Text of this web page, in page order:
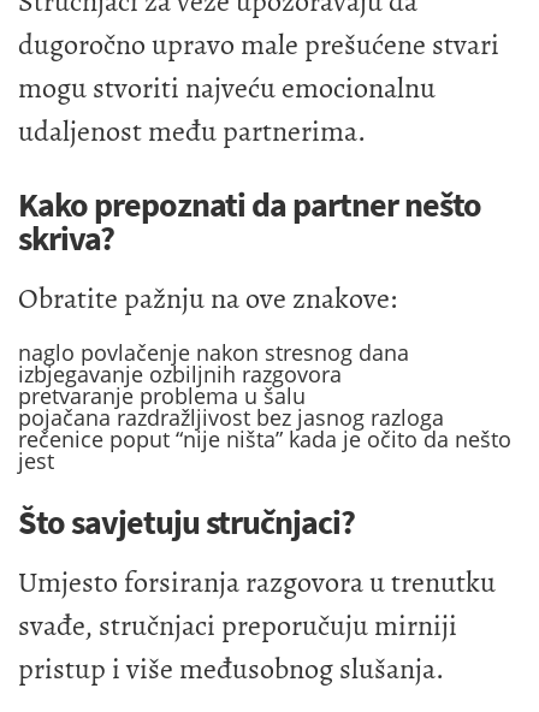
dugoročno upravo male prešućene stvari
mogu stvoriti najveću emocionalnu
udaljenost među partnerima.
Kako prepoznati da partner nešto
skriva?
Obratite pažnju na ove znakove:
naglo povlačenje nakon stresnog dana
izbjegavanje ozbiljnih razgovora
pretvaranje problema u šalu
pojačana razdražljivost bez jasnog razloga
rečenice poput “nije ništa” kada je očito da nešto
jest
Što savjetuju stručnjaci?
Umjesto forsiranja razgovora u trenutku
svađe, stručnjaci preporučuju mirniji
pristup i više međusobnog slušanja.